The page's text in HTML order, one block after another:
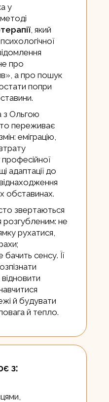
у
, який
про
а про пошук
попри
з Ольгою
переживає
еміграцію,
професійної
адаптації до
обставинах.
звертаються
розгубленим: не
рухатися,
сенсу. Її
й будувати
й тепло.
з: